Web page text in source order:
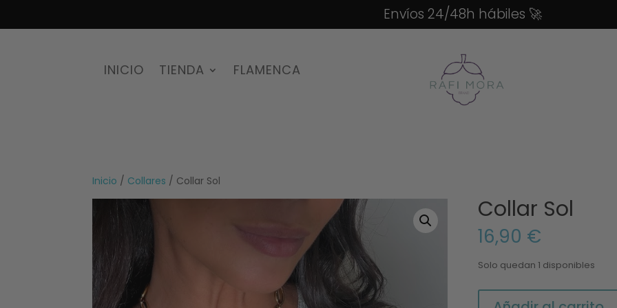
Envíos 24/48h hábiles 🚀
INICIO TIENDA FLAMENCA
Inicio / Collares / Collar Sol
Collar Sol
16,90 €
Solo quedan 1 disponibles